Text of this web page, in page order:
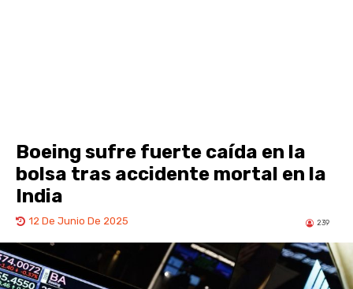
Boeing sufre fuerte caída en la
bolsa tras accidente mortal en la
India
12 De Junio De 2025 239